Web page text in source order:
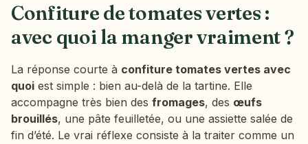
Confiture de tomates vertes :
avec quoi la manger vraiment ?
La réponse courte à confiture tomates vertes avec
quoi est simple : bien au-delà de la tartine. Elle
accompagne très bien des fromages, des œufs
brouillés, une pâte feuilletée, ou une assiette salée de
fin d’été. Le vrai réflexe consiste à la traiter comme un